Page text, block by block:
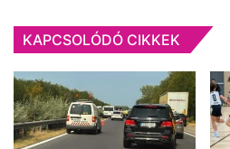
Kaput
Tibort
űrben
KAPCSOLÓDÓ CIKKEK